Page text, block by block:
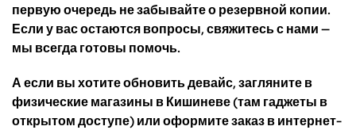
первую очередь не забывайте о резервной копии.
Если у вас остаются вопросы, свяжитесь с нами —
мы всегда готовы помочь.
А если вы хотите обновить девайс, загляните в
физические магазины в Кишиневе (там гаджеты в
открытом доступе) или оформите заказ в интернет-